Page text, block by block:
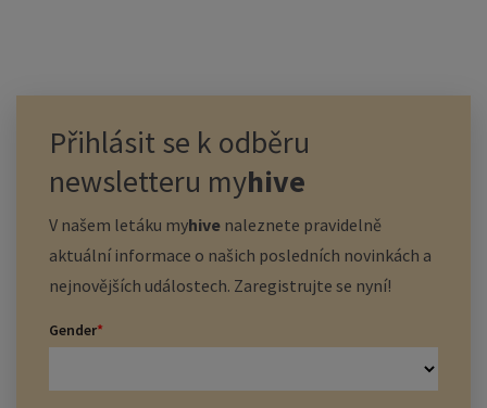
Přihlásit se k odběru
newsletteru myhive
V našem letáku myhive naleznete pravidelně
aktuální informace o našich posledních novinkách a
nejnovějších událostech. Zaregistrujte se nyní!
Gender*